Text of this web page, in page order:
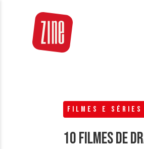
FILMES E SÉRIES
10 filmes de